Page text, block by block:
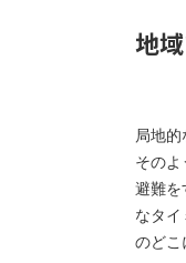
地
局地
その
避難を
なタイ
のどこ